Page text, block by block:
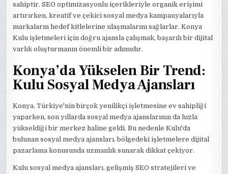
sahiptir. SEO optimizasyonlu içerikleriyle organik erişimi
artırırken, kreatif ve çekici sosyal medya kampanyalarıyla
markaların hedef kitlelerine ulaşmalarını sağlarlar. Konya
Kulu işletmeleri için doğru ajansla çalışmak, başarılı bir dijital
varlık oluşturmanın önemli bir adımıdır.
Konya’da Yükselen Bir Trend:
Kulu Sosyal Medya Ajansları
Konya, Türkiye'nin birçok yenilikçi işletmesine ev sahipliği
yaparken, son yıllarda sosyal medya ajanslarının da hızla
yükseldiği bir merkez haline geldi. Bu nedenle Kulu'da
bulunan sosyal medya ajansları, bölgedeki işletmelere dijital
pazarlama konusunda uzmanlık sunarak dikkat çekiyor.
Kulu sosyal medya ajansları, gelişmiş SEO stratejileri ve